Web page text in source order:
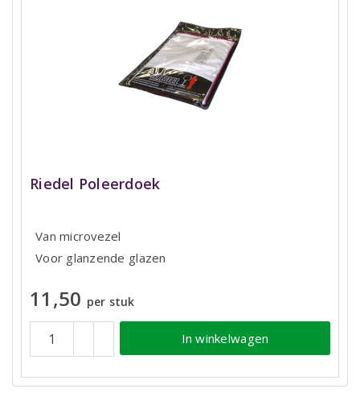
Riedel Poleerdoek
Van microvezel
Voor glanzende glazen
11,50 per stuk
In winkelwagen